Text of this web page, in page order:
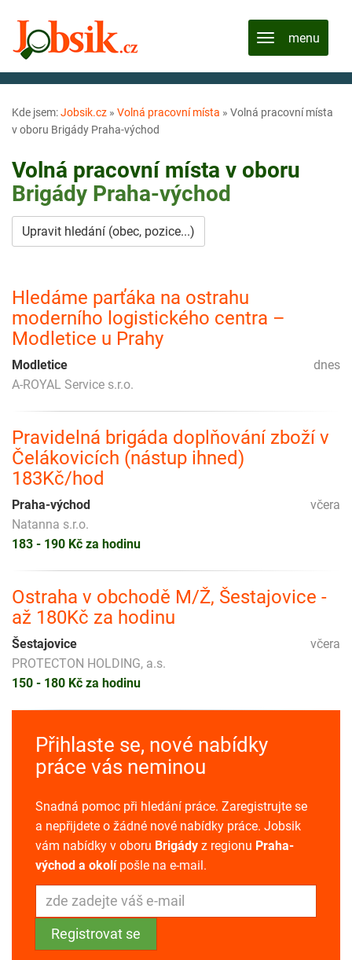
Kde jsem:Jobsik.cz » Volná pracovní místa » Volná pracovní místa
v oboru Brigády Praha-východ
Volná pracovní místa v oboru
Brigády Praha-východ
Upravit hledání (obec, pozice...)
Hledáme parťáka na ostrahu
moderního logistického centra –
Modletice u Prahy
dnes
Modletice
A-ROYAL Service s.r.o.
Pravidelná brigáda doplňování zboží v
Čelákovicích (nástup ihned)
183Kč/hod
včera
Praha-východ
Natanna s.r.o.
183 - 190 Kč za hodinu
Ostraha v obchodě M/Ž, Šestajovice -
až 180Kč za hodinu
včera
Šestajovice
PROTECTON HOLDING, a.s.
150 - 180 Kč za hodinu
Přihlaste se, nové nabídky
práce vás neminou
Snadná pomoc při hledání práce. Zaregistrujte se
a nepřijdete o žádné nové nabídky práce. Jobsik
vám nabídky v oboru Brigády z regionu Praha-
východ a okolípošle na e-mail.